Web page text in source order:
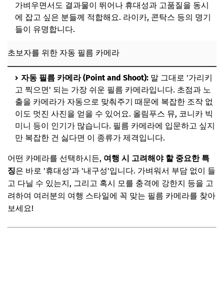
가벼우면서도 결과물이 뛰어나 휴대성과 고품질을 동시
에 잡고 싶은 분들께 적합해요. 라이카, 콘탁스 등의 명기
들이 유명합니다.
초보자를 위한 자동 필름 카메라
자동 필름 카메라 (Point and Shoot): 말 그대로 '가리키
고 찍으면' 되는 가장 쉬운 필름 카메라입니다. 초점과 노
출을 카메라가 자동으로 맞춰주기 때문에 복잡한 조작 없
이도 멋진 사진을 얻을 수 있어요. 올림푸스 뮤, 코니카 빅
미니 등이 인기가 많습니다. 필름 카메라에 입문하고 싶지
만 복잡한 건 싫다면 이 종류가 제격입니다.
어떤 카메라를 선택하시든, 여행 시 고려해야 할 중요한 특
징은 바로 '휴대성'과 '내구성'입니다. 가벼워서 부담 없이 들
고 다닐 수 있는지, 그리고 혹시 모를 충격에 강한지 등을 고
려하여 여러분의 여행 스타일에 꼭 맞는 필름 카메라를 찾아
보세요!